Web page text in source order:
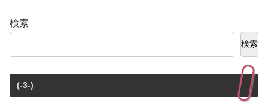
検索
検索
(-3-)